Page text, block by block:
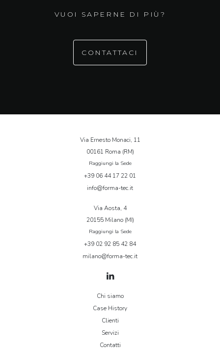
VUOI SAPERNE DI PIÙ?
CONTATTACI
Via Ernesto Monaci, 11
00161 Roma (RM)
Raggiungi la Sede
+39 06 44 17 22 01
info@forma-tec.it
Via Aosta, 4
20155 Milano (MI)
Raggiungi la Sede
+39 02 92 85 42 84
milano@forma-tec.it
Chi siamo
Case History
Clienti
Servizi
Contatti